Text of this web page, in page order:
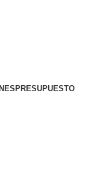
PRESUPUESTO